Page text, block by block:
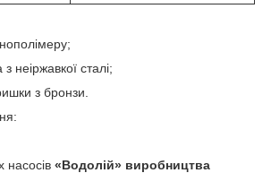
неіржавкої сталі;
з бронзи.
насосів «Водолій» виробництва